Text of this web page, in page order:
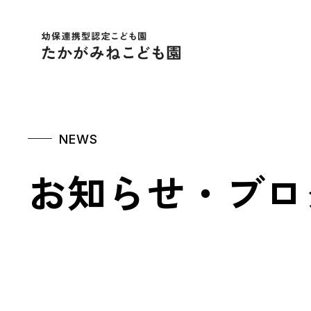
幼保連携型認定こど
NEWS
お知らせ・ブ